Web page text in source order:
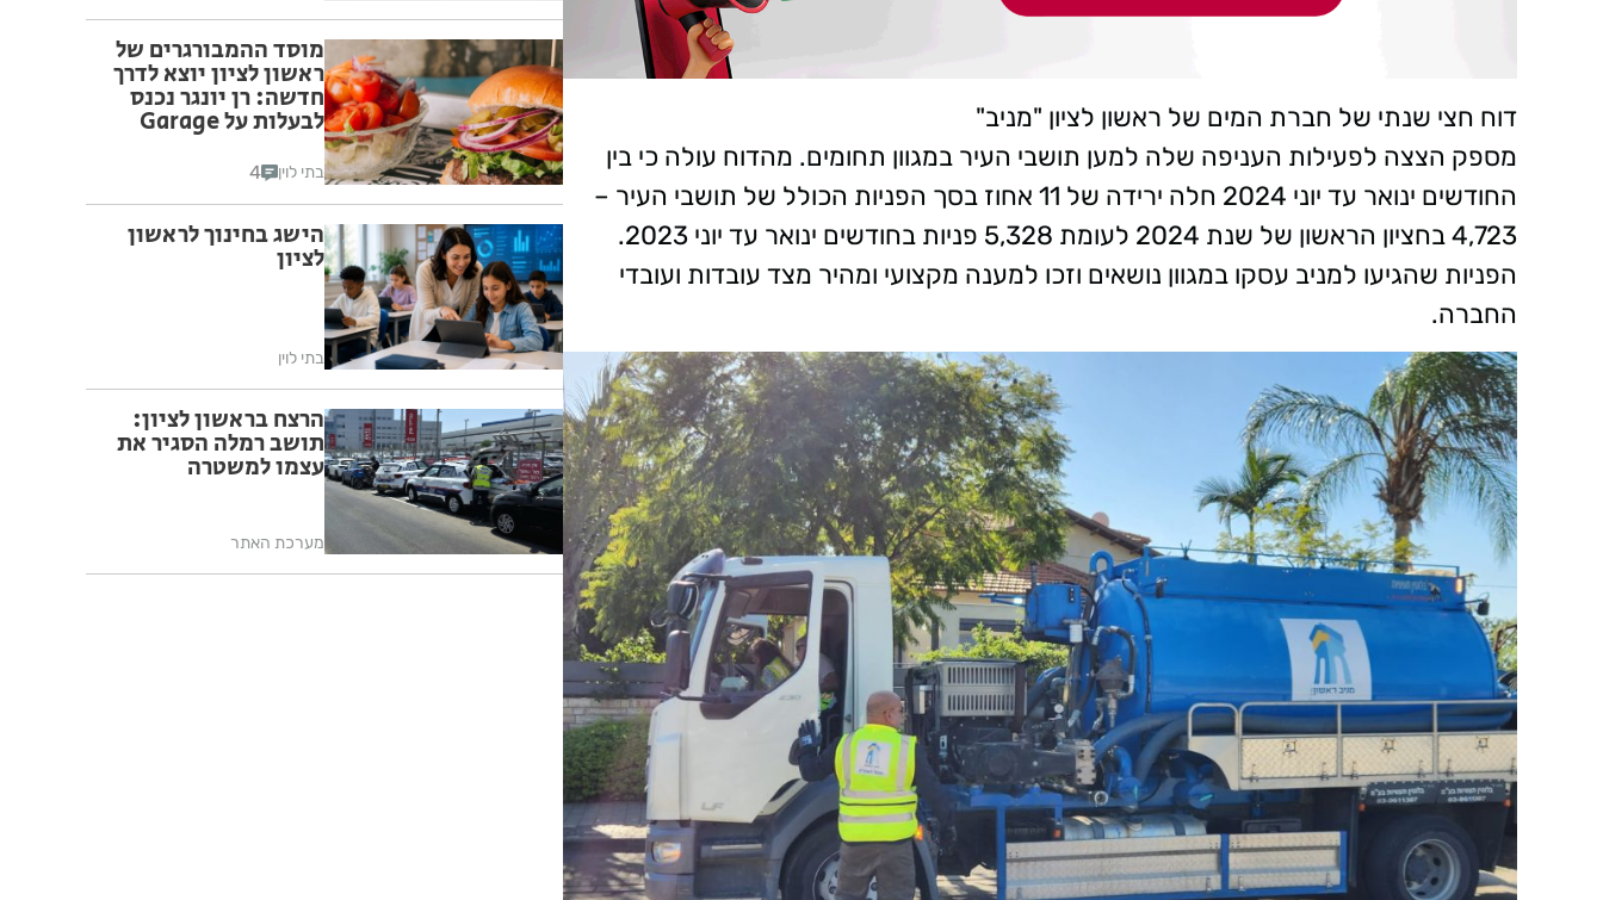
דוח חצי שנתי של חברת המים של ראשון לציון "מניב"
מספק הצצה לפעילות העניפה שלה למען תושבי העיר במגוון תחומים. מהדוח עולה כי בין
החודשים ינואר עד יוני 2024 חלה ירידה של 11 אחוז בסך הפניות הכולל של תושבי העיר –
4,723 בחציון הראשון של שנת 2024 לעומת 5,328 פניות בחודשים ינואר עד יוני 2023.
הפניות שהגיעו למניב עסקו במגוון נושאים וזכו למענה מקצועי ומהיר מצד עובדות ועובדי
החברה.
מוסד ההמבורגרים של
ראשון לציון יוצא לדרך
חדשה: רן יונגר נכנס
לבעלות על Garage
בתי לוין 4
הישג בחינוך לראשון
לציון
בתי לוין
הרצח בראשון לציון:
תושב רמלה הסגיר את
עצמו למשטרה
מערכת האתר